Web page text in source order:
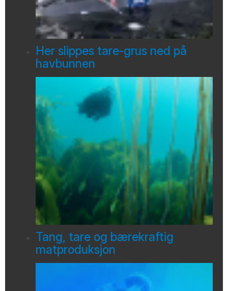
Her slippes tare-grus ned på
havbunnen
Tang, tare og bærekraftig
matproduksjon